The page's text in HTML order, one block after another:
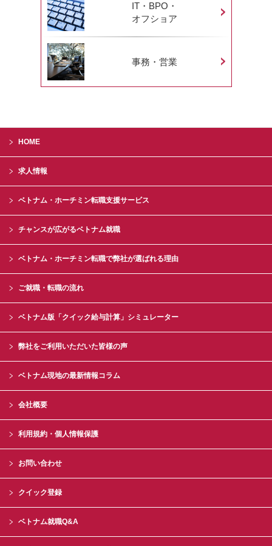
IT・BPO・
オフショア
事務・営業
HOME
求人情報
ベトナム・ホーチミン転職支援サービス
チャンスが広がるベトナム就職
ベトナム・ホーチミン転職で弊社が選ばれる理由
ご就職・転職の流れ
ベトナム版「クイック給与計算」シミュレーター
弊社をご利用いただいた皆様の声
ベトナム現地の最新情報コラム
会社概要
利用規約・個人情報保護
お問い合わせ
クイック登録
ベトナム就職Q&A